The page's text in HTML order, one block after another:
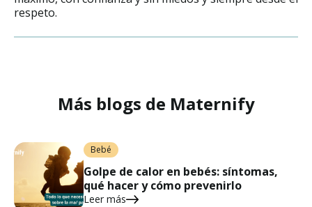
respeto.
Más blogs de Maternify
Bebé
Golpe de calor en bebés: síntomas,
qué hacer y cómo prevenirlo
Leer más